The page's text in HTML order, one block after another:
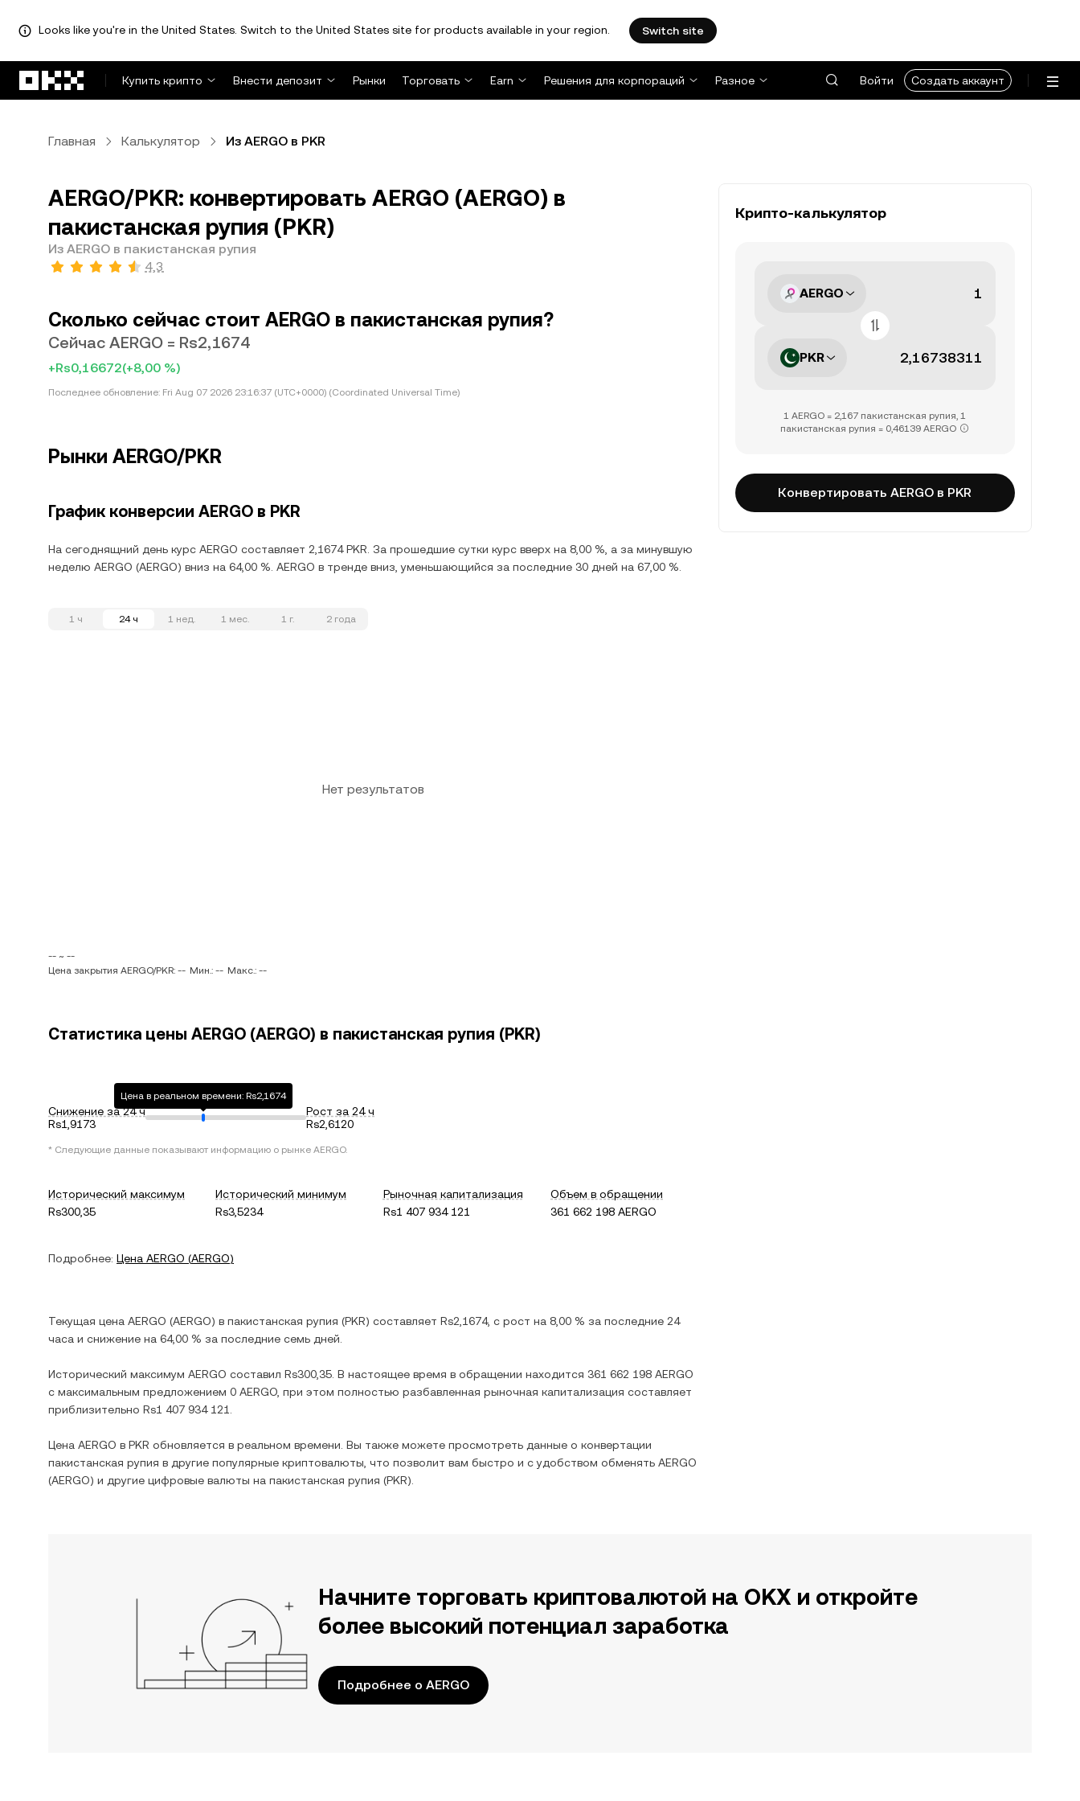
Looks like you're in the United States. Switch to the United States site for products available in your region. Switch site
Купить крипто
Внести депозит Рынки Торговать Earn Решения для корпораций Разное Войти Создать аккаунт
Главная Калькулятор Из AERGO в PKR
AERGO/PKR: конвертировать AERGO (AERGO) в
пакистанская рупия (PKR)
Из AERGO в пакистанская рупия
4,3
Сколько сейчас стоит AERGO в пакистанская рупия?
Сейчас AERGO = Rs2,1674
+Rs0,16672(+8,00 %)
Последнее обновление: Fri Aug 07 2026 23:16:37 (UTC+0000) (Coordinated Universal Time)
Рынки AERGO/PKR
График конверсии AERGO в PKR
На сегоднящний день курс AERGO составляет 2,1674 PKR. За прошедшие сутки курс вверх на 8,00 %, а за минувшую
неделю AERGO (AERGO) вниз на 64,00 %. AERGO в тренде вниз, уменьшающийся за последние 30 дней на 67,00 %.
1 ч 24 ч 1 нед. 1 мес. 1 г. 2 года
Нет результатов
-- ~ --
Цена закрытия AERGO/PKR: -- Мин.: -- Макс.: --
Статистика цены AERGO (AERGO) в пакистанская рупия (PKR)
Снижение за 24 ч
Rs1,9173
Цена в реальном времени: Rs2,1674
Рост за 24 ч
Rs2,6120
* Следующие данные показывают информацию о рынке AERGO.
Исторический максимум
Rs300,35
Исторический минимум
Rs3,5234
Рыночная капитализация
Rs1 407 934 121
Объем в обращении
361 662 198 AERGO
Подробнее: Цена AERGO (AERGO)
Текущая цена AERGO (AERGO) в пакистанская рупия (PKR) составляет Rs2,1674, c рост на 8,00 % за последние 24
часа и снижение на 64,00 % за последние семь дней.
Исторический максимум AERGO составил Rs300,35 . В настоящее время в обращении находится 361 662 198 AERGO
с максимальным предложением 0 AERGO , при этом полностью разбавленная рыночная капитализация составляет
приблизительно Rs1 407 934 121
Цена AERGO в PKR обновляется в реальном времени. Вы также можете просмотреть данные о конвертации
пакистанская рупия в другие популярные криптовалюты, что позволит вам быстро и с удобством обменять AERGO
(AERGO) и другие цифровые валюты на пакистанская рупия (PKR).
Крипто-калькулятор
AERGO
PKR
1 AERGO = 2,167 пакистанская рупия, 1
пакистанская рупия = 0,46139 AERGO
Конвертировать AERGO в PKR
Начните торговать криптовалютой на OKX и откройте
более высокий потенциал заработка
Подробнее о AERGO